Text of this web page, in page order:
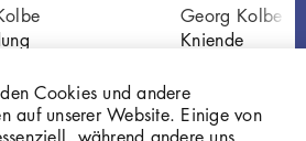
Georg Kolbe
Kniende
Cookies und andere
auf unserer Website. Einige von
während andere uns